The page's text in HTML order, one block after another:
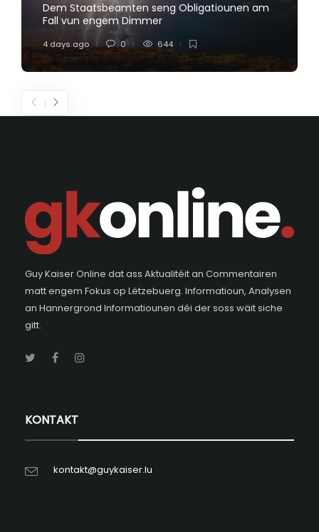
Dem Staatsbeamten seng Obligatiounen am
Fall vun engem Dimmer
4 days ago 0 644
Guy Kaiser Online dat ass Aktualitéit an Commentairen
matt engem Fokus op Lëtzebuerg. Informatioun, Analysen
an Hannergrond Informatiounen déi der soss wäit siche
gitt.
KONTAKT
kontakt@guykaiser.lu